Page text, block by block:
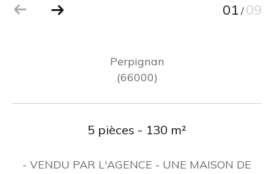
01 / 09
Perpignan
(66000)
5 pièces - 130 m²
- VENDU PAR L'AGENCE - UNE MAISON DE